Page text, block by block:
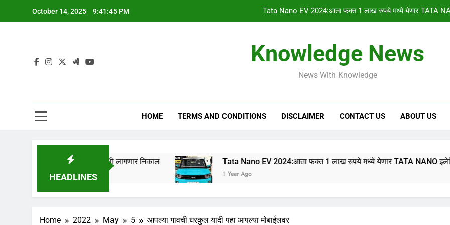
October 14, 2025 9:41:46 PM
HSC & SSC Result: 10 वी 12 वी चा निकाल
Knowledge News
News With Knowledge
HOME TERMS AND CONDITIONS DISCLAIMER CONTACT US ABOUT US
HEADLINES
पहा कधी लागणार निकाल Tata Nano EV 2024:आता फक्त 1 लाख रुपये मध्ये येणार TATA NANO इलेक्ट्रिक कार, 315
1 Year Ago
Home 2022 May 5 आपल्या गावची घरकुल यादी पहा आपल्या मोबाईलवर